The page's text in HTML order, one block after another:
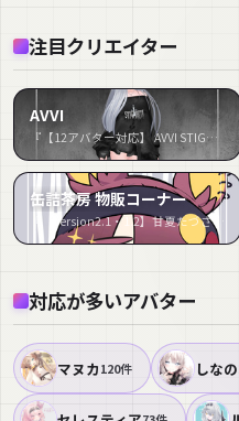
注目クリエイター
AVVI
『【12アバター対応】 AVVI STIGMATA スティグマータ』など15件
缶詰茶房 物販コーナー
『【version2.1・1.2】甘夏たづさ_NEU_L（Kanna Tazusa_NEU_L）【オリジナル3Dモデル】』など10件
対応が多いアバター
マヌカ120件 しなの